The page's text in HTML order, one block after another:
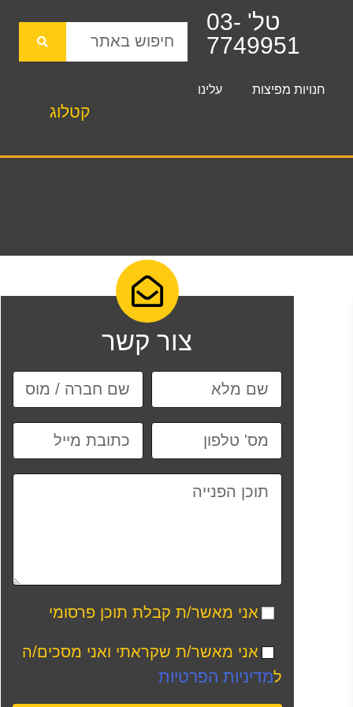
טל' 03-
7749951
חנויות מפיצות עלינו
קטלוג
צור קשר
אני מאשר/ת קבלת תוכן פרסומי
אני מאשר/ת שקראתי ואני מסכים/ה
למדיניות הפרטיות